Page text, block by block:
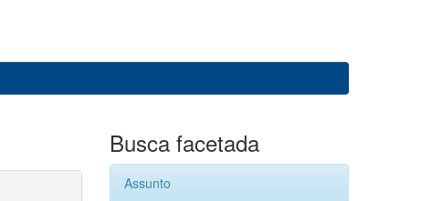
Busca facetada
Assunto